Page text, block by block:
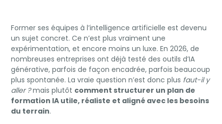
Former ses équipes à l’intelligence artificielle est devenu
un sujet concret. Ce n’est plus vraiment une
expérimentation, et encore moins un luxe. En 2026, de
nombreuses entreprises ont déjà testé des outils d’IA
générative, parfois de façon encadrée, parfois beaucoup
plus spontanée. La vraie question n’est donc plus faut-il y
aller ?mais plutôt comment structurer un plan de
formation IA utile, réaliste et aligné avec les besoins
du terrain.